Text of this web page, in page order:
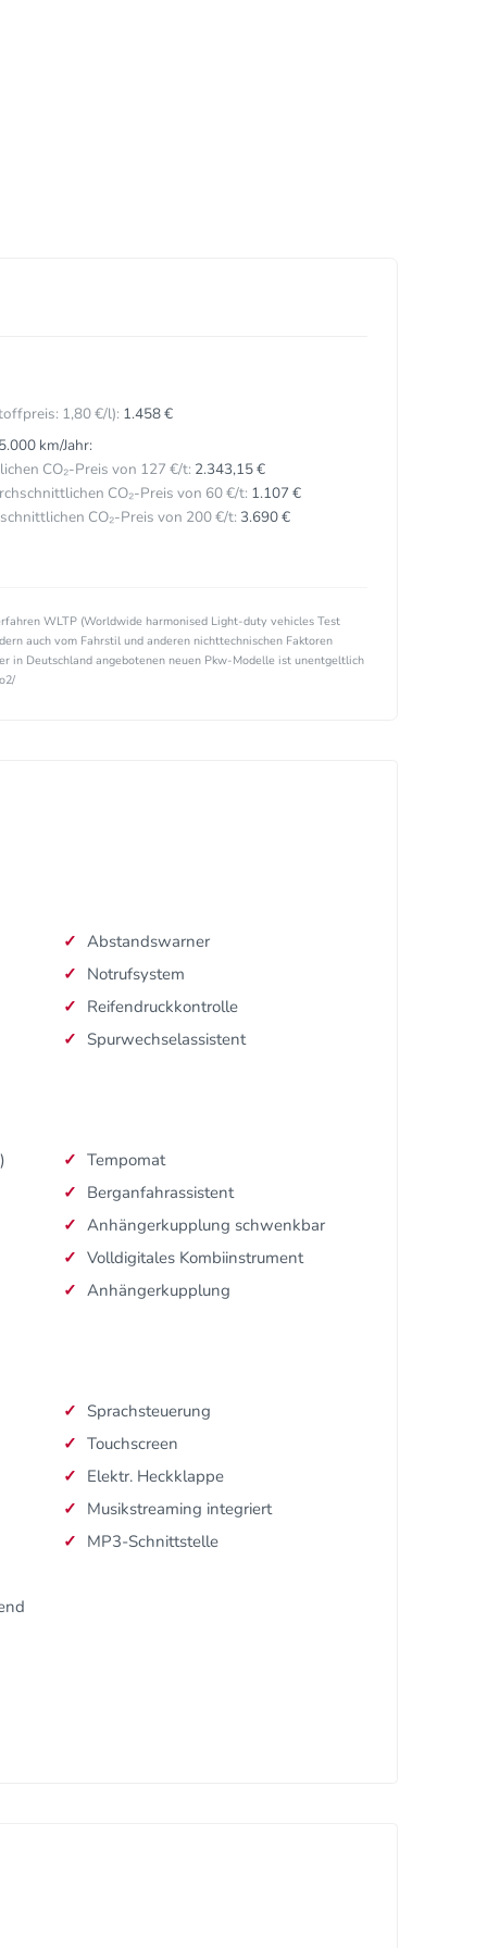
1,80€/l): 1.458 €
km/Jahr:
CO₂-Preis von 127 €/t: 2.343,15 €
CO₂-Preis von 60 €/t: 1.107 €
CO₂-Preis von 200 €/t: 3.690 €
WLTP (Worldwide harmonised Light-duty vehicles Test
auch vom Fahrstil und anderen nichttechnischen Faktoren
in Deutschland angebotenen neuen Pkw-Modelle ist unentgeltlich
Abstandswarner
Notrufsystem
Reifendruckkontrolle
Spurwechselassistent
Tempomat
Berganfahrassistent
Anhängerkupplung schwenkbar
Volldigitales Kombiinstrument
Anhängerkupplung
Sprachsteuerung
Touchscreen
Elektr. Heckklappe
Musikstreaming integriert
MP3-Schnittstelle